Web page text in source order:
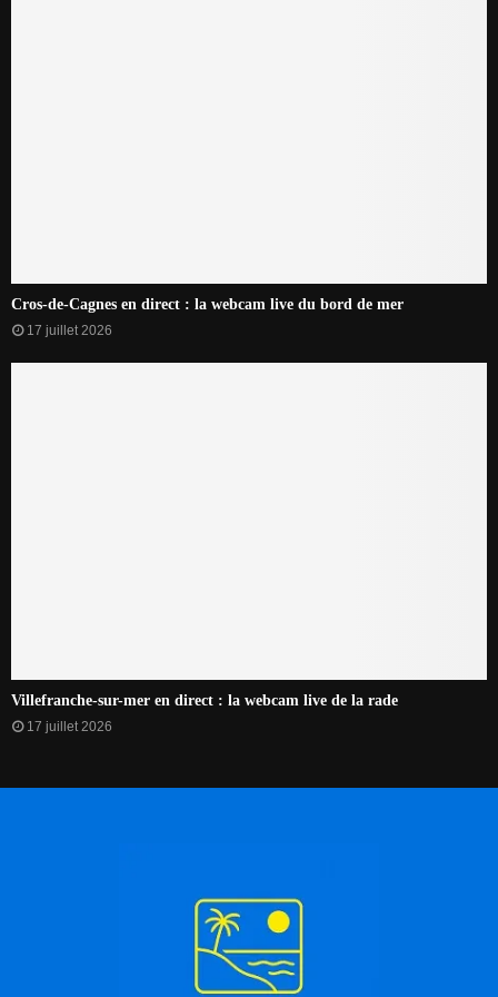
Cros-de-Cagnes en direct : la webcam live du bord de mer
17 juillet 2026
Villefranche-sur-mer en direct : la webcam live de la rade
17 juillet 2026